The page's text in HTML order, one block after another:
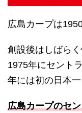
広島カープは
創設後はしばら
1975年にセント
年には初の日本一
広島カープのセ